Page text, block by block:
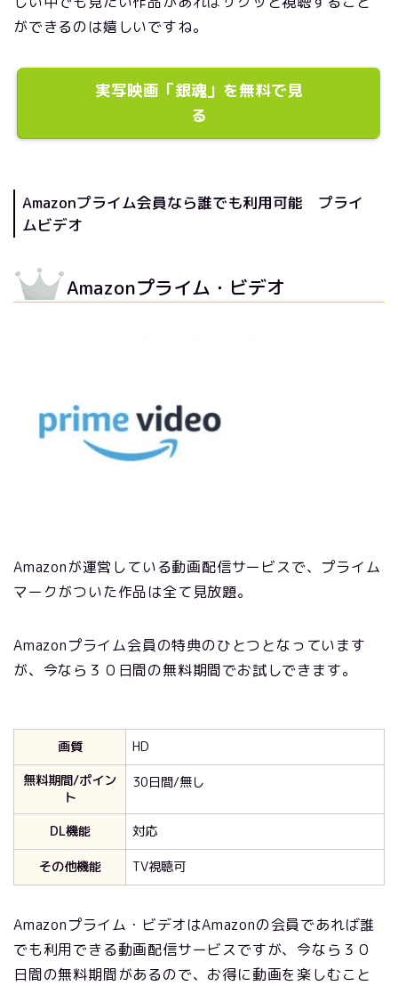
ができるのは嬉しいですね。
実写映画「銀魂」を無料で見
る
Amazonプライム会員なら誰でも利用可能 プライ
ムビデオ
Amazonプライム・ビデオ
Amazonが運営している動画配信サービスで、プライム
マークがついた作品は全て見放題。
Amazonプライム会員の特典のひとつとなっています
が、今なら３０日間の無料期間でお試しできます。
画質
HD
無料期間/ポイン
ト
30日間/無し
DL機能
対応
その他機能
TV視聴可
Amazonプライム・ビデオはAmazonの会員であれば誰
でも利用できる動画配信サービスですが、今なら３０
日間の無料期間があるので、お得に動画を楽しむこと